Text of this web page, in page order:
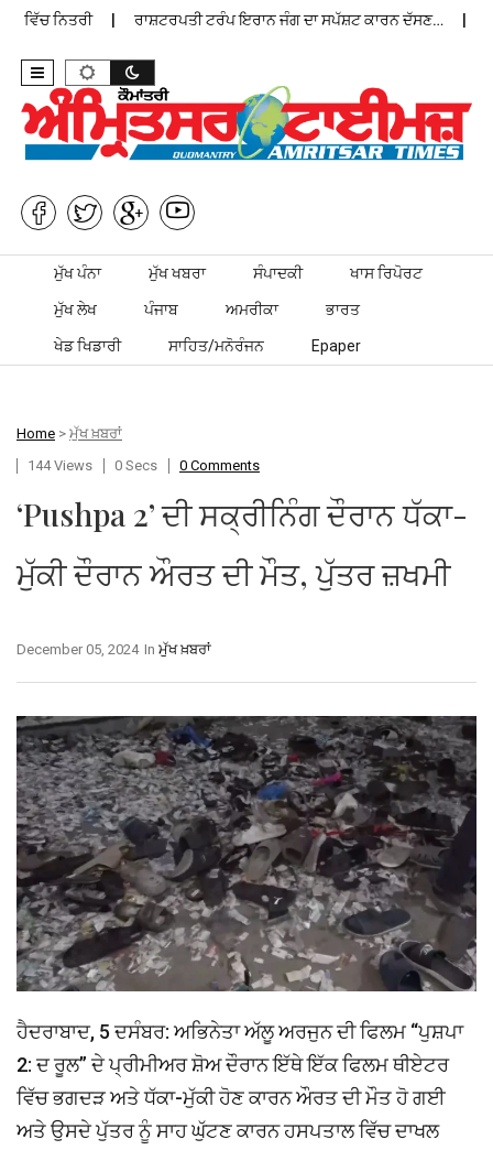
ਵਿੱਚ ਨਿਤਰੀ ਰਾਸ਼ਟਰਪਤੀ ਟਰੰਪ ਇਰਾਨ ਜੰਗ ਦਾ ਸਪੱਸ਼ਟ ਕਾਰਨ ਦੱਸਣ…
Skip to content
ਮੁੱਖ ਪੰਨਾ ਮੁੱਖ ਖਬਰਾ ਸੰਪਾਦਕੀ ਖਾਸ ਰਿਪੋਰਟ
ਮੁੱਖ ਲੇਖ ਪੰਜਾਬ ਅਮਰੀਕਾ ਭਾਰਤ
ਖੇਡ ਖਿਡਾਰੀ ਸਾਹਿਤ/ਮਨੋਰੰਜਨ Epaper
Home > ਮੁੱਖ ਖ਼ਬਰਾਂ
144 Views
0 Secs 0 Comments
‘Pushpa 2’ ਦੀ ਸਕ੍ਰੀਨਿੰਗ ਦੌਰਾਨ ਧੱਕਾ-
ਮੁੱਕੀ ਦੌਰਾਨ ਔਰਤ ਦੀ ਮੌਤ, ਪੁੱਤਰ ਜ਼ਖਮੀ
In ਮੁੱਖ ਖ਼ਬਰਾਂ
December 05, 2024
ਹੈਦਰਾਬਾਦ, 5 ਦਸੰਬਰ: ਅਭਿਨੇਤਾ ਅੱਲੂ ਅਰਜੁਨ ਦੀ ਫਿਲਮ “ਪੁਸ਼ਪਾ
2: ਦ ਰੂਲ” ਦੇ ਪ੍ਰੀਮੀਅਰ ਸ਼ੋਅ ਦੌਰਾਨ ਇੱਥੇ ਇੱਕ ਫਿਲਮ ਥੀਏਟਰ
ਵਿੱਚ ਭਗਦੜ ਅਤੇ ਧੱਕਾ-ਮੁੱਕੀ ਹੋਣ ਕਾਰਨ ਔਰਤ ਦੀ ਮੌਤ ਹੋ ਗਈ
ਅਤੇ ਉਸਦੇ ਪੁੱਤਰ ਨੂੰ ਸਾਹ ਘੁੱਟਣ ਕਾਰਨ ਹਸਪਤਾਲ ਵਿੱਚ ਦਾਖਲ